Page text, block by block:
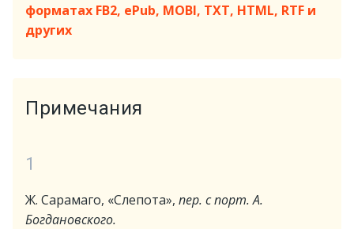
форматах FB2, ePub, MOBI, TXT, HTML, RTF и
других
Примечания
1
Ж. Сарамаго, «Слепота», пер. с порт. А.
Богдановского.